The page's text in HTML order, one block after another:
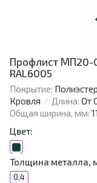
Профлист МП20-
RAL6005
Покрытие: Полиэстер
Кровля
Длина: От
Общая ширина, мм:
Цвет:
Толщина металла,
0.4